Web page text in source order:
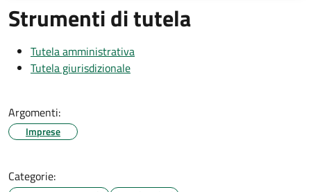
Strumenti di tutela
Tutela amministrativa
Tutela giurisdizionale
Argomenti:
Imprese
Categorie: